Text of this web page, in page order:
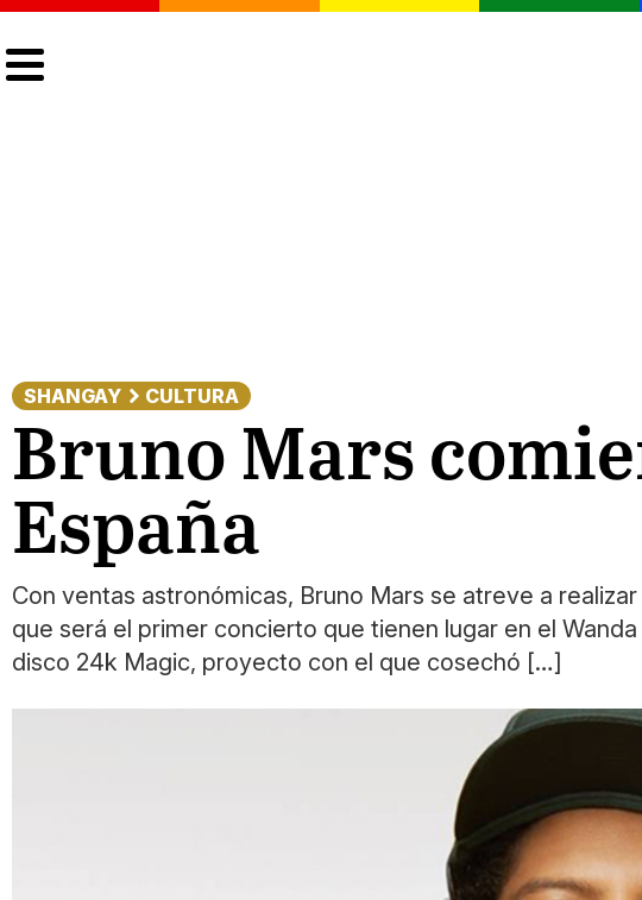
SHANGAY CULTURA
Bruno Mars
España
Con ventas astronómicas, Bruno Mars se atreve a
que será el primer concierto que tienen lugar en el
disco 24k Magic, proyecto con el que cosechó […]